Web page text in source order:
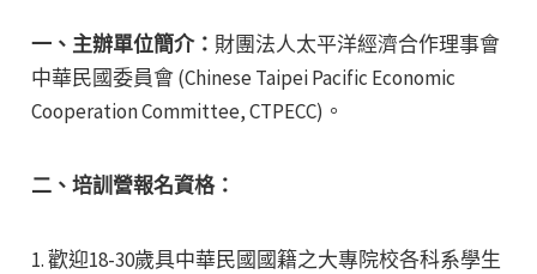
一、主辦單位簡介： 財團法人太平洋經濟合作理事會
中華民國委員會 (Chinese Taipei Pacific Economic
Cooperation Committee, CTPECC)。
二、培訓營報名資格：
1. 歡迎18-30歲具中華民國國籍之大專院校各科系學生